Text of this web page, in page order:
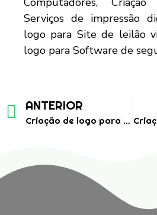
ANTERIOR
Criação de logo para empresa de agrimensura e geoprocessamento